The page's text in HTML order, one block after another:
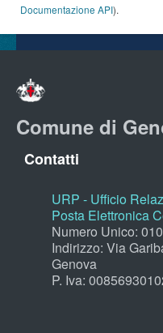
Documentazione API).
Comune di
Contatti
URP - Ufficio
Posta Elettronica
Numero Unico:
Indirizzo: Via
Genova
P. Iva: